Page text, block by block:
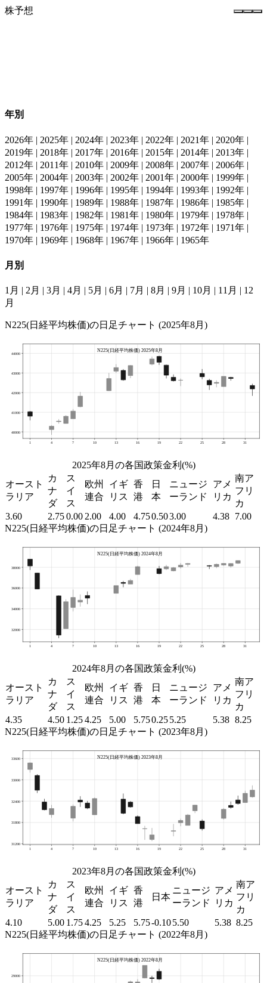
株予想
年別
2026年 | 2025年 | 2024年 | 2023年 | 2022年 | 2021年 | 2020年 |
2019年 | 2018年 | 2017年 | 2016年 | 2015年 | 2014年 | 2013年 |
2012年 | 2011年 | 2010年 | 2009年 | 2008年 | 2007年 | 2006年 |
2005年 | 2004年 | 2003年 | 2002年 | 2001年 | 2000年 | 1999年 |
1998年 | 1997年 | 1996年 | 1995年 | 1994年 | 1993年 | 1992年 |
1991年 | 1990年 | 1989年 | 1988年 | 1987年 | 1986年 | 1985年 |
1984年 | 1983年 | 1982年 | 1981年 | 1980年 | 1979年 | 1978年 |
1977年 | 1976年 | 1975年 | 1974年 | 1973年 | 1972年 | 1971年 |
1970年 | 1969年 | 1968年 | 1967年 | 1966年 | 1965年
月別
1月 | 2月 | 3月 | 4月 | 5月 | 6月 | 7月 | 8月 | 9月 | 10月 | 11月 | 12
月
N225(日経平均株価)の日足チャート (2025年8月)
2025年8月の各国政策金利(%)
オースト
ラリア
カ
ナ
ダ
ス
イ
ス
欧州
連合
イギ
リス
香
港
日
本
ニュージ
ーランド
アメ
リカ
南ア
フリ
カ
3.60
2.750.00 2.00 4.00 4.750.503.00 4.38 7.00
N225(日経平均株価)の日足チャート (2024年8月)
2024年8月の各国政策金利(%)
オースト
ラリア
カ
ナ
ダ
ス
イ
ス
欧州
連合
イギ
リス
香
港
日
本
ニュージ
ーランド
アメ
リカ
南ア
フリ
カ
4.35
4.50 1.254.25 5.00 5.750.255.25 5.38 8.25
N225(日経平均株価)の日足チャート (2023年8月)
2023年8月の各国政策金利(%)
オースト
ラリア
カ
ナ
ダ
ス
イ
ス
欧州
連合
イギ
リス
香
港
日本
ニュージ
ーランド
アメ
リカ
南ア
フリ
カ
4.10
5.00 1.754.25 5.25 5.75-0.105.50 5.38 8.25
N225(日経平均株価)の日足チャート (2022年8月)